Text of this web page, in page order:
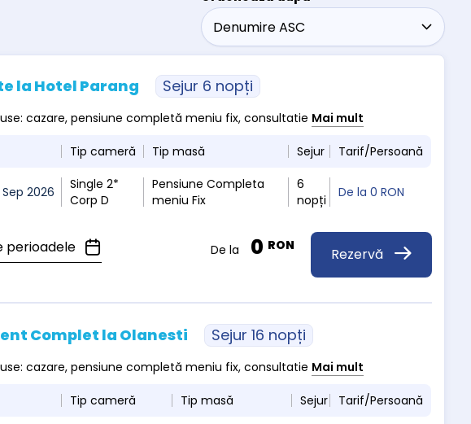
la Hotel Parang Sejur 6 nopți
cazare, pensiune completă meniu fix, consultatie Mai mult
Tip cameră Tip masă Sejur Tarif/Persoană
Sep 2026
Single 2*
Corp D
Pensiune Completa
meniu Fix
6
nopți
De la0 RON
perioadele Rezervă
De la 0 RON
Complet la Olanesti Sejur 16 nopți
cazare, pensiune completă meniu fix, consultatie Mai mult
Tip cameră Tip masă Sejur Tarif/Persoană